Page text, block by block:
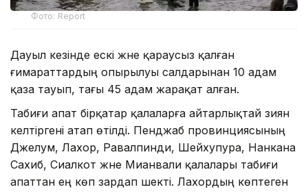
Фото: Report
Дауыл кезінде ескі және қараусыз қалған
ғимараттардың опырылуы салдарынан 10 адам
қаза тауып, тағы 45 адам жарақат алған.
Табиғи апат бірқатар қалаларға айтарлықтай зиян
келтіргені атап өтілді. Пенджаб провинциясының
Джелум, Лахор, Равалпинди, Шейхупура, Нанкана
Сахиб, Сиалкот және Мианвали қалалары табиғи
апаттан ең көп зардап шекті. Лахордың көптеген